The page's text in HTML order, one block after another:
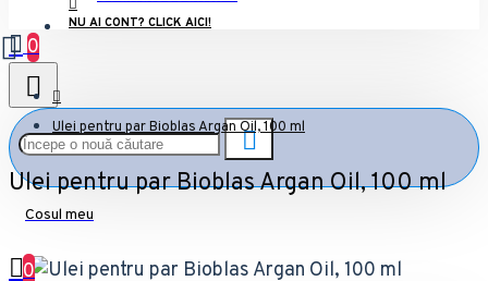
NU AI CONT? CLICK AICI!
0
Cosul meu
0
Ulei pentru par Bioblas Argan Oil, 100 ml
Ulei pentru par Bioblas Argan Oil, 100 ml